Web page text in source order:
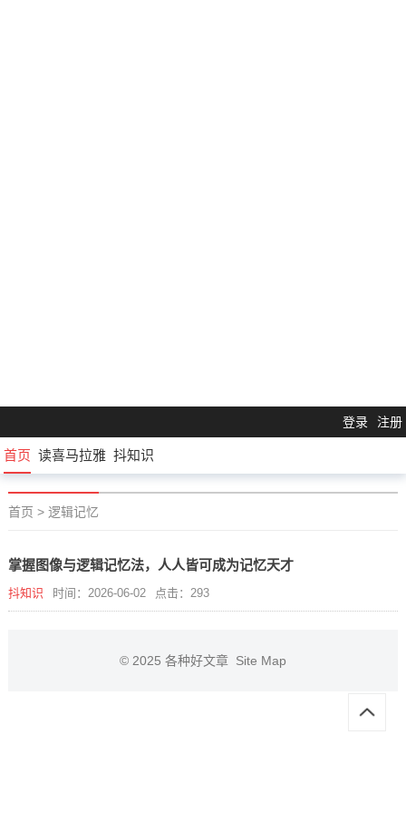
登录 注册
首页 读喜马拉雅 抖知识
首页 > 逻辑记忆
掌握图像与逻辑记忆法，人人皆可成为记忆天才
抖知识 时间：2026-06-02 点击：293
© 2025 各种好文章 Site Map